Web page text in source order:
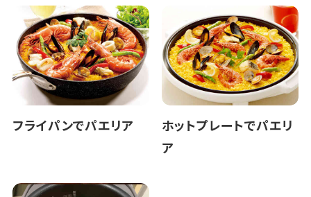
フライパンでパエリア
ホットプレートでパエリ
ア